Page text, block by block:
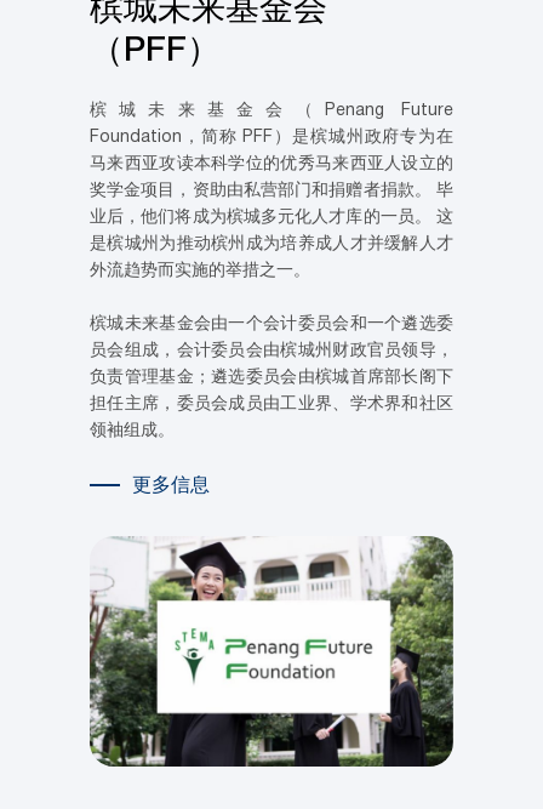
槟城未来基金会
（PFF）
槟城未来基金会（Penang Future
Foundation，简称 PFF）是槟城州政府专为在
马来西亚攻读本科学位的优秀马来西亚人设立的
奖学金项目，资助由私营部门和捐赠者捐款。 毕
业后，他们将成为槟城多元化人才库的一员。 这
是槟城州为推动槟州成为培养成人才并缓解人才
外流趋势而实施的举措之一。
槟城未来基金会由一个会计委员会和一个遴选委
员会组成，会计委员会由槟城州财政官员领导，
负责管理基金；遴选委员会由槟城首席部长阁下
担任主席，委员会成员由工业界、学术界和社区
领袖组成。
更多信息